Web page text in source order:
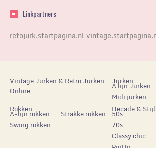
Linkpartners
retojurk.startpagina.nl
Vintage Jurken & Retro Jurken
Online
Jurken
A lijn Jurken
Midi jurken
Rokken
A-lijn rokken
Strakke rokken
Swing rokken
Decade & Stijl
50s
70s
Classy chic